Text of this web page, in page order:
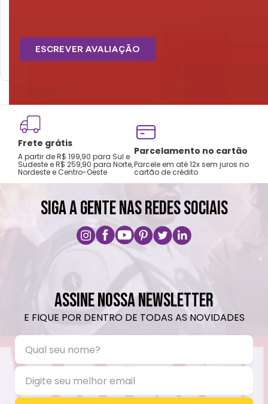
ESCREVER AVALIAÇÃO
Frete grátis
A partir de R$ 199,90 para Sul e
Sudeste e R$ 259,90 para Norte,
Nordeste e Centro-Oeste
Parcelamento no cartão
Parcele em até 12x sem juros no
cartão de crédito
SIGA A GENTE NAS REDES SOCIAIS
ASSINE NOSSA NEWSLETTER
E FIQUE POR DENTRO DE TODAS AS NOVIDADES